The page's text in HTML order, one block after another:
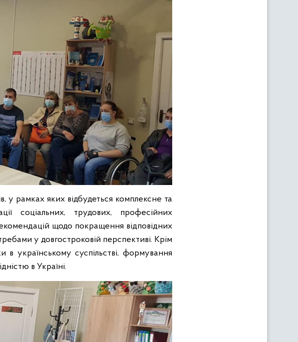
у рамках яких відбудеться комплексне та
соціальних, трудових, професійних
щодо покращення відповідних
у довгостроковій перспективі. Крім
в українському суспільстві, формування
в Україні.